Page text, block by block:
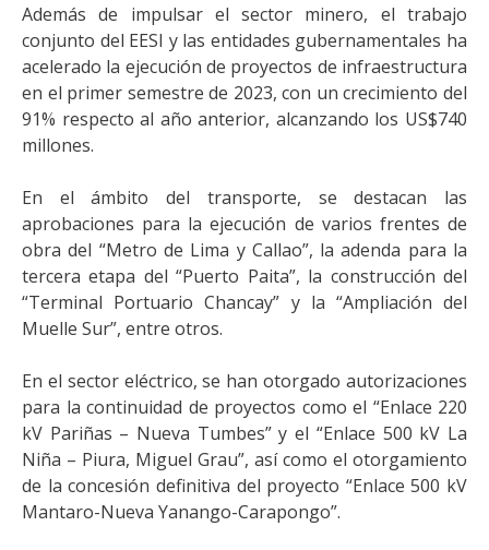
Además de impulsar el sector minero, el trabajo
conjunto del EESI y las entidades gubernamentales ha
acelerado la ejecución de proyectos de infraestructura
en el primer semestre de 2023, con un crecimiento del
91% respecto al año anterior, alcanzando los US$740
millones.
En el ámbito del transporte, se destacan las
aprobaciones para la ejecución de varios frentes de
obra del “Metro de Lima y Callao”, la adenda para la
tercera etapa del “Puerto Paita”, la construcción del
“Terminal Portuario Chancay” y la “Ampliación del
Muelle Sur”, entre otros.
En el sector eléctrico, se han otorgado autorizaciones
para la continuidad de proyectos como el “Enlace 220
kV Pariñas – Nueva Tumbes” y el “Enlace 500 kV La
Niña – Piura, Miguel Grau”, así como el otorgamiento
de la concesión definitiva del proyecto “Enlace 500 kV
Mantaro-Nueva Yanango-Carapongo”.